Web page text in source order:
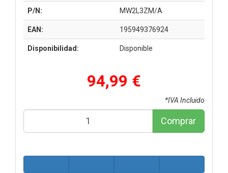
P/N: MW2L3ZM/A
EAN: 195949376924
Disponibilidad: Disponible
94,99 €
*IVA Incluido
Comprar